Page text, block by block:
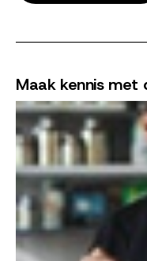
Maak kennis met